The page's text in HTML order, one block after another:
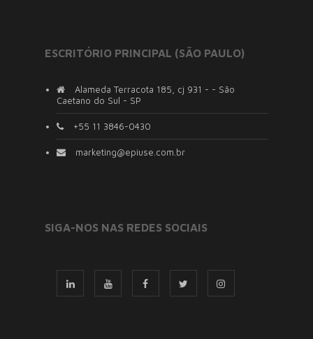
ESCRITÓRIO PRINCIPAL (SÃO PAULO)
Alameda Terracota 185, cj 931 - - São
Caetano do Sul - SP
+55 11 3846-0430
marketing@epiuse.com.br
SIGA-NOS NAS REDES SOCIAIS